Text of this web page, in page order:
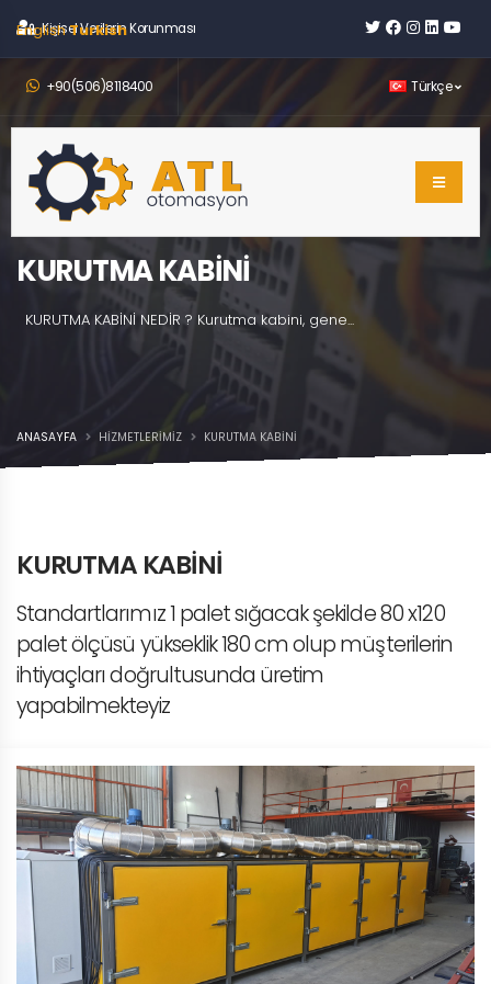
Kişisel Verilerin Korunması
+90(506)8118400 Türkçe
ANASAYFA HIZMETLERIMIZ KURUTMA KABİNİ
KURUTMA KABİNİ
KURUTMA KABİNİ NEDİR ? Kurutma kabini, gene...
KURUTMA KABİNİ
Standartlarımız 1 palet sığacak şekilde 80 x120
palet ölçüsü yükseklik 180 cm olup müşterilerin
ihtiyaçları doğrultusunda üretim
yapabilmekteyiz
EnglishTurkish